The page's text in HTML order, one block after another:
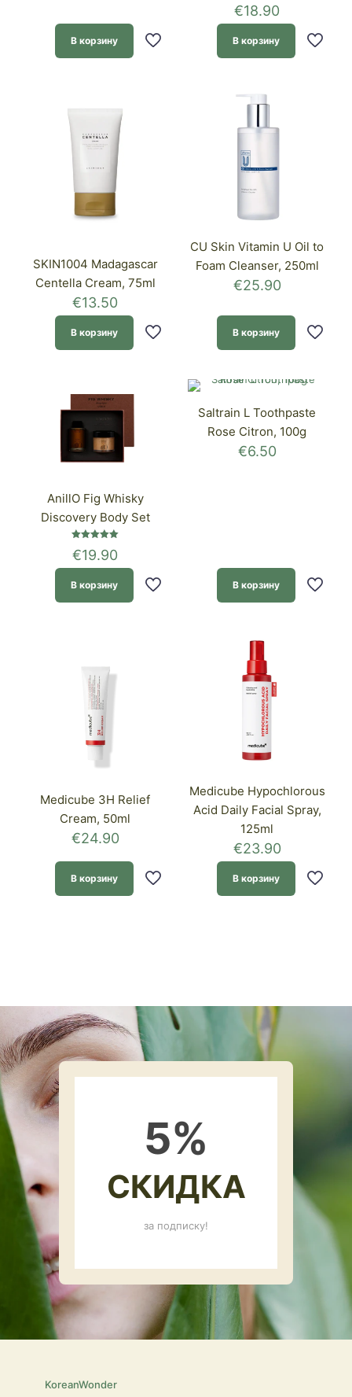
В корзину
€18.90
В корзину
SKIN1004 Madagascar
Centella Cream, 75ml
€13.50
В корзину
CU Skin Vitamin U Oil to
Foam Cleanser, 250ml
€25.90
В корзину
AnillO Fig Whisky
Discovery Body Set
5.00
€19.90
В корзину
Saltrain L Toothpaste
Rose Citron, 100g
€6.50
В корзину
Medicube 3H Relief
Cream, 50ml
€24.90
В корзину
Medicube Hypochlorous
Acid Daily Facial Spray,
125ml
€23.90
В корзину
5%
СКИДКА
за подписку!
KoreanWonder